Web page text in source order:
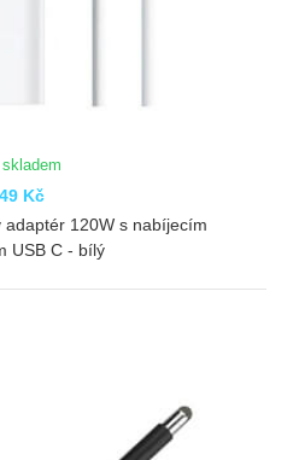
Kč
120W s nabíjecím
USB C - bílý